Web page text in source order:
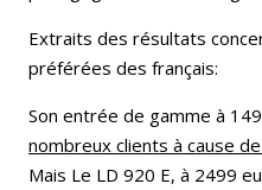
Extraits des résultats
préférées des français:
Son entrée de gamme à
nombreux clients à cause
Mais Le LD 920 E, à 2499